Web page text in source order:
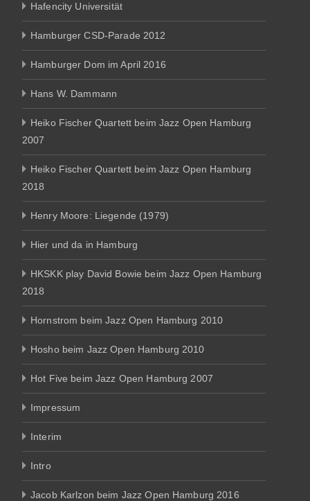
Hafencity Universität
Hamburger CSD-Parade 2012
Hamburger Dom im April 2016
Hans W. Dammann
Heiko Fischer Quartett beim Jazz Open Hamburg
2007
Heiko Fischer Quartett beim Jazz Open Hamburg
2018
Henry Moore: Liegende (1979)
Hier und da in Hamburg
HKSKK play David Bowie beim Jazz Open Hamburg
2018
Hornstrom beim Jazz Open Hamburg 2010
Hosho beim Jazz Open Hamburg 2010
Hot Five beim Jazz Open Hamburg 2007
Impressum
Interim
Intro
Jacob Karlzon beim Jazz Open Hamburg 2016